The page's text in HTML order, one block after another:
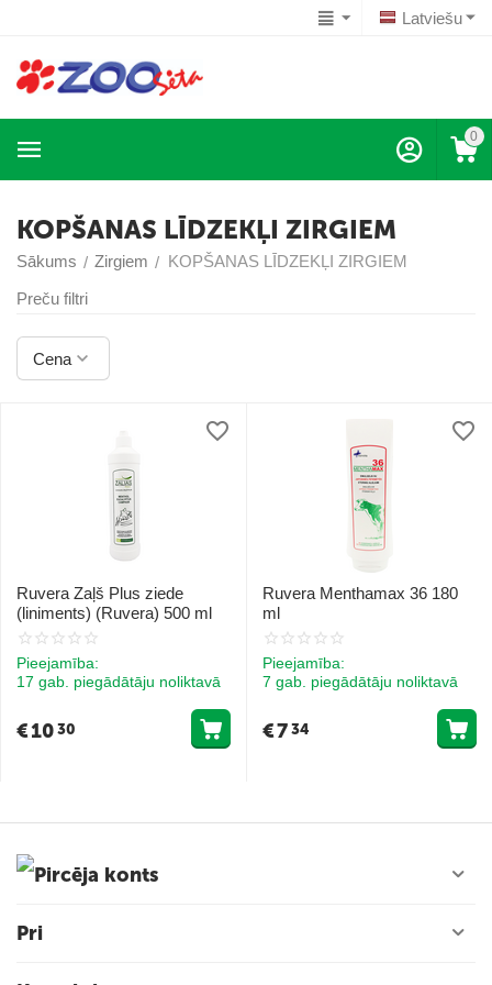
Latviešu
0
KOPŠANAS LĪDZEKĻI ZIRGIEM
Sākums / Zirgiem / KOPŠANAS LĪDZEKĻI ZIRGIEM
Preču filtri
Cena
Ruvera Zaļš Plus ziede
(liniments) (Ruvera) 500 ml
Pieejamība:
17 gab. piegādātāju noliktavā
€1030
Ruvera Menthamax 36 180
ml
Pieejamība:
7 gab. piegādātāju noliktavā
€734
Pircēja konts
Pri